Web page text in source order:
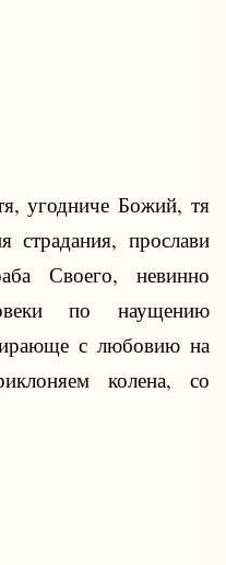
угодниче Божий, тя
страдания, прослави
Своего, невинно
по наущению
с любовию на
колена, со